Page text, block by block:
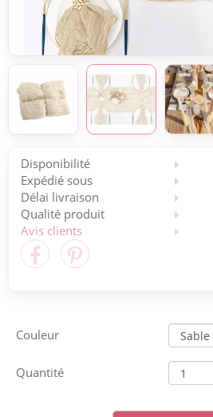
Disponibilité
Expédié sous
Délai livraison
Qualité produit
Avis clients
Couleur
Quantité